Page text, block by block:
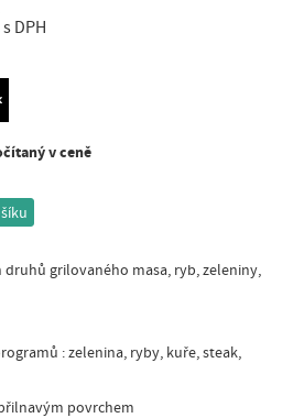
s DPH
v ceně
grilovaného masa, ryb, zeleniny,
: zelenina, ryby, kuře, steak,
povrchem